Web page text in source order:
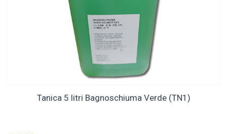
Tanica 5 litri Bagnoschiuma Verde (TN1)